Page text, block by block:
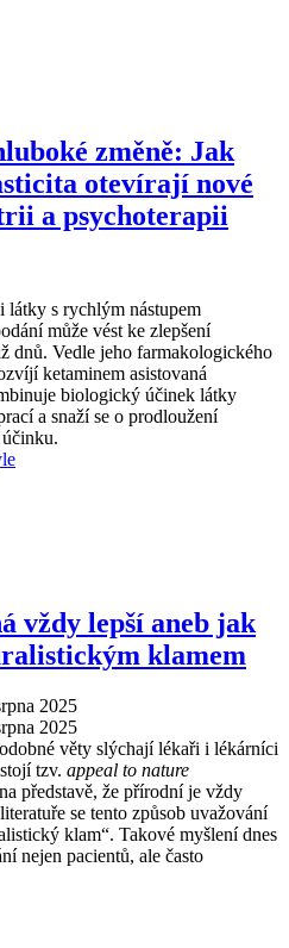
změně: Jak
otevírají nové
a psychoterapii
látky s rychlým nástupem
může vést ke zlepšení
dnů. Vedle jeho farmakologického
ketaminem asistovaná
biologický účinek látky
a snaží se o prodloužení
vždy lepší aneb jak
klamem
2025
2025
věty slýchají lékaři i lékárníci
tzv. appeal to nature
představě, že přírodní je vždy
se tento způsob uvažování
klam“. Takové myšlení dnes
nejen pacientů, ale často